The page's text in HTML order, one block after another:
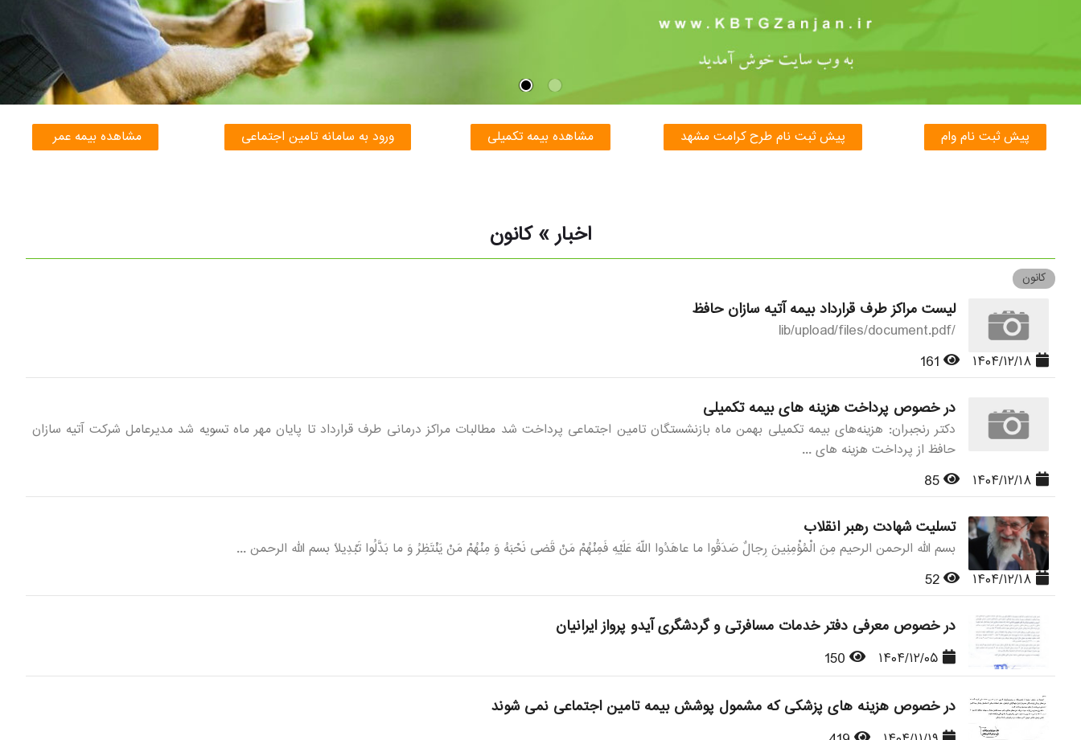
پیش ثبت نام وام پیش ثبت نام طرح کرامت مشهد مشاهده بیمه تکمیلی ورود به سامانه تامین اجتماعی مشاهده بیمه عمر
اخبار » کانون
کانون
لیست مراکز طرف قرارداد بیمه آتیه سازان حافظ
/lib/upload/files/document.pdf
در خصوص پرداخت هزینه های بیمه تکمیلی
دکتر رنجبران: هزینه‌های بیمه تکمیلی بهمن ماه بازنشستگان تامین اجتماعی پرداخت شد مطالبات مراکز درمانی طرف قرارداد تا پایان مهر ماه تسویه شد مدیرعامل شرکت آتیه سازان
حافظ از پرداخت هزینه های ...
تسلیت شهادت رهبر انقلاب
بسم الله الرحمن الرحیم مِنَ الْمُؤْمِنِینَ رِجالٌ صَدَقُوا ما عاهَدُوا اللّهَ عَلَیْهِ فَمِنْهُمْ مَنْ قَضى نَحْبَهُ وَ مِنْهُمْ مَنْ یَنْتَظِرُ وَ ما بَدَّلُوا تَبْدِیلاً بسم الله الرحمن ...
در خصوص معرفی دفتر خدمات مسافرتی و گردشگری آیدو پرواز ایرانیان
در خصوص هزینه های پزشکی که مشمول پوشش بیمه تامین اجتماعی نمی شوند